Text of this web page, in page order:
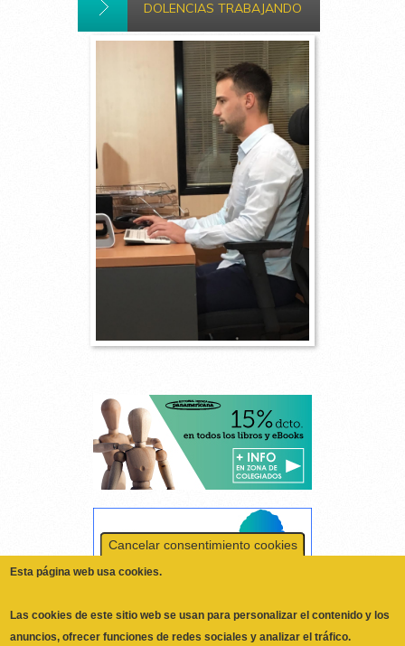
DOLENCIAS TRABAJANDO
Cancelar consentimiento cookies
Esta página web usa cookies.
Las cookies de este sitio web se usan para personalizar el contenido y los
anuncios, ofrecer funciones de redes sociales y analizar el tráfico.
con nuestros partners de redes sociales, publicidad y análisis web,
quienes pueden combinarla con otra información que les haya